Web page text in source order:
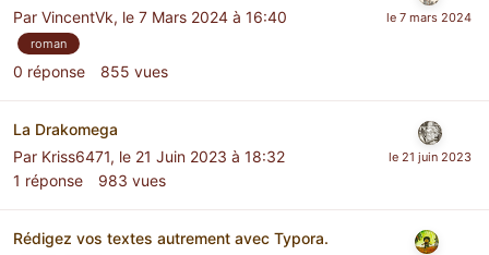
Par VincentVk, le 7 Mars 2024 à 16:40
roman
0 réponse 855 vues
La Drakomega
Par Kriss6471, le 21 Juin 2023 à 18:32
1 réponse 983 vues
Rédigez vos textes autrement avec Typora.